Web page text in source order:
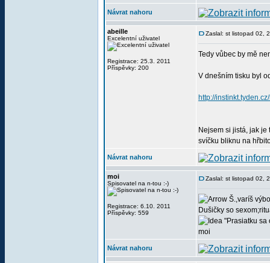
Návrat nahoru
abeille
Excelentní uživatel
Registrace: 25.3. 2011
Příspěvky: 200
Zaslal: st listopad 02,
Tedy vůbec by mě
V dnešním tisku byl
http://
Nejsem si jistá, jak
svíčku bliknu na
Návrat nahoru
moi
Spisovatel na n-tou :-)
Registrace: 6.10. 2011
Příspěvky: 559
Zaslal: st listopad 02,
Š.,varíš
Dušičky so
"Prasiatku sa
moi
Návrat nahoru